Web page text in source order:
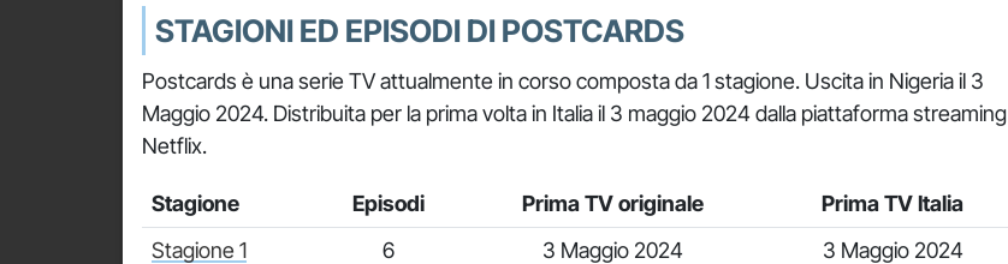
STAGIONI ED EPISODI DI POSTCARDS
Postcards è una serie TV attualmente in corso composta da 1 stagione. Uscita in Nigeria il 3
Maggio 2024. Distribuita per la prima volta in Italia il 3 maggio 2024 dalla piattaforma streaming
Netflix.
Stagione Episodi Prima TV originale
Prima TV Italia
Stagione 1
6 3 Maggio 2024 3 Maggio 2024